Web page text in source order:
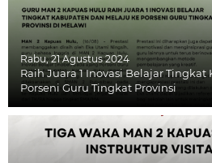
Rabu, 21 Agustus 2024
Raih Juara 1 Inovasi Belajar
Porseni Guru Tingkat Provinsi